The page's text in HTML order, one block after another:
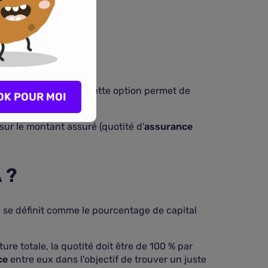
:
à rembourser. Cette option permet de
le montant assuré (quotité d'assurance
?
définit comme le pourcentage de capital
totale, la quotité doit être de 100 % par
entre eux dans l'objectif de trouver un juste
POUR MOI